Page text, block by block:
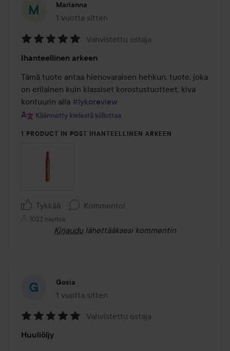
Marianna
1 vuotta sitten
Viesti luotiin 1 vuotta sitten
5
/
5
Vahvistettu ostaja
Ihanteellinen arkeen
Tämä tuote antaa hienovaraisen hehkun, tuote, joka
on erilainen kuin klassiset korostustuotteet, kiva
kontuurin alla #lykoreview
Käännetty kielestä kiillottaa
1 PRODUCT IN POST IHANTEELLINEN ARKEEN
Tykkää Kommentoi
1022 näyttöä
Kirjaudu lähettääksesi kommentin
Gosia
1 vuotta sitten
Viesti luotiin 1 vuotta sitten
5
Vahvistettu ostaja
Huuliöljy